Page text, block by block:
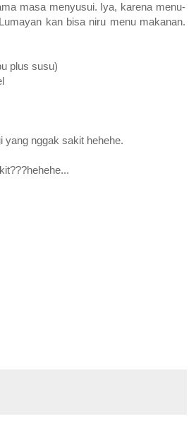
masa menyusui. Iya, karena menu-
kan bisa niru menu makanan.
plus susu)
yang nggak sakit hehehe.